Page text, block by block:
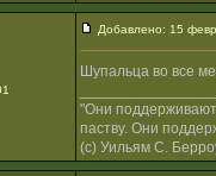
Добавлено: 15
Шупальца во все
"Они поддерживают
паству. Они
(с) Уильям С.